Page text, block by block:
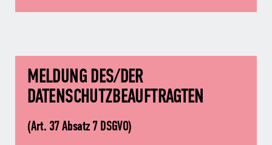
MELDUNG DES/DER
DATENSCHUTZBEAUFTRAGTEN
(Art. 37 Absatz 7 DSGVO)